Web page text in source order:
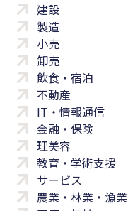
建設
製造
小売
卸売
飲食・宿泊
不動産
IT・情報通信
金融・保険
理美容
教育・学術支援
サービス
農業・林業・漁業